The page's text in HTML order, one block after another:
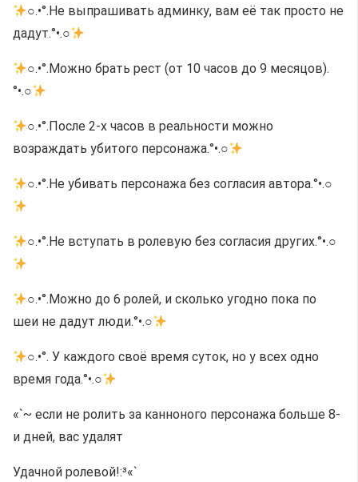
○.•°.Не выпрашивать админку, вам её так просто не
дадут.°•.○
○.•°.Можно брать рест (от 10 часов до 9 месяцов).
°•.○
○.•°.После 2-х часов в реальности можно
возраждать убитого персонажа.°•.○
○.•°.Не убивать персонажа без согласия автора.°•.○
○.•°.Не вступать в ролевую без согласия других.°•.○
○.•°.Можно до 6 ролей, и сколько угодно пока по
шеи не дадут люди.°•.○
○.•°. У каждого своё время суток, но у всех одно
время года.°•.○
«`~ если не ролить за канноного персонажа больше 8-
и дней, вас удалят
Удачной ролевой!:³«`